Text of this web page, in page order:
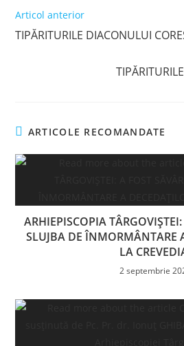
Read
more
articles
Articol anterior
TIPĂRITURILE DIACONULUI
ARTICOLE RECOMANDATE
ARHIEPISCOPIA
SLUJBA DE ÎNMORMÂNTARE
LA
2 septembrie